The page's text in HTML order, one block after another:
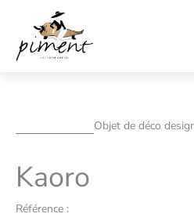
contenu
Objet de déco
Kaoro
Référence :